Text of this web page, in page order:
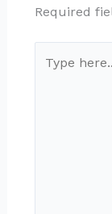
Required
here..